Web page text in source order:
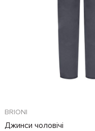
BRIONI
Джинси чоловічі